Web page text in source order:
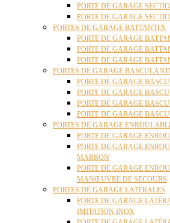
PORTE DE GARAGE
PORTE DE GARAGE
PORTES DE GARAGE BATTANTES
PORTE DE GARAGE
PORTE DE GARAGE
PORTE DE GARAGE
PORTES DE GARAGE
PORTE DE GARAGE
PORTE DE GARAGE
PORTE DE GARAGE
PORTE DE GARAGE
PORTES DE GARAGE
PORTE DE GARAGE
PORTE DE GARAGE
MARRON
PORTE DE GARAGE
MANŒUVRE DE SECOURS
PORTES DE GARAGE LATÉRALES
PORTE DE GARAGE
IMITATION INOX